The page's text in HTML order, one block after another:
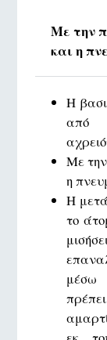
Με την
και η
Η
από
Με
η
Η
το
μέσω